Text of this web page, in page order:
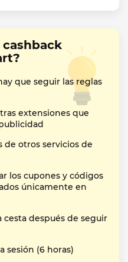
que seguir las reglas
extensiones que
de otros servicios de
los cupones y códigos
únicamente en
cesta después de seguir
sesión (6 horas)